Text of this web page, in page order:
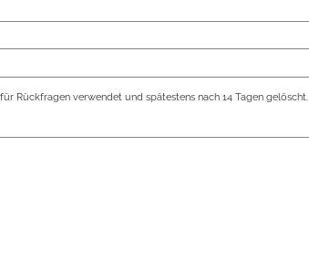
Rückfragen verwendet und spätestens nach 14 Tagen gelöscht.